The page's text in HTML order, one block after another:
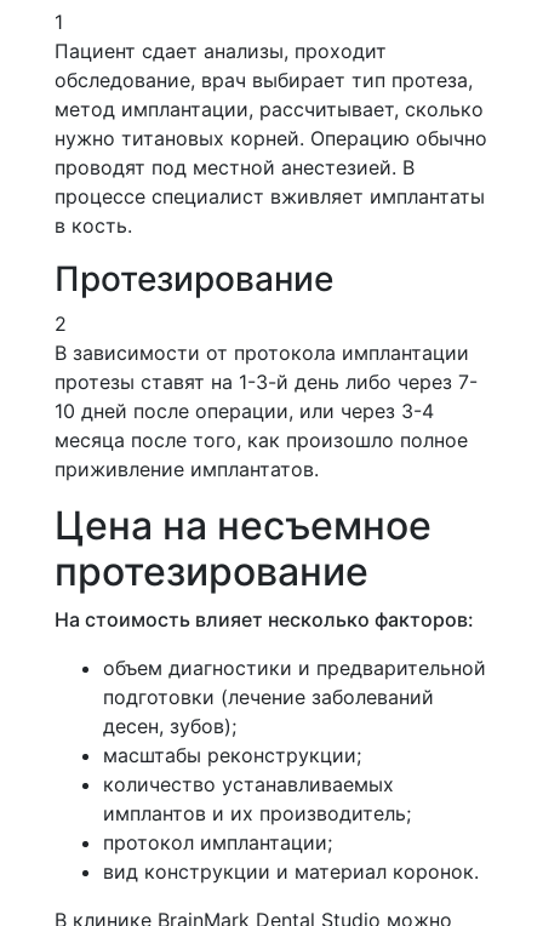
1
Пациент сдает анализы, проходит
обследование, врач выбирает тип протеза,
метод имплантации, рассчитывает, сколько
нужно титановых корней. Операцию обычно
проводят под местной анестезией. В
процессе специалист вживляет имплантаты
в кость.
Протезирование
2
В зависимости от протокола имплантации
протезы ставят на 1-3-й день либо через 7-
10 дней после операции, или через 3-4
месяца после того, как произошло полное
приживление имплантатов.
Цена на несъемное
протезирование
На стоимость влияет несколько факторов:
объем диагностики и предварительной
подготовки (лечение заболеваний
десен, зубов);
масштабы реконструкции;
количество устанавливаемых
имплантов и их производитель;
протокол имплантации;
вид конструкции и материал коронок.
В клинике BrainMark Dental Studio можно